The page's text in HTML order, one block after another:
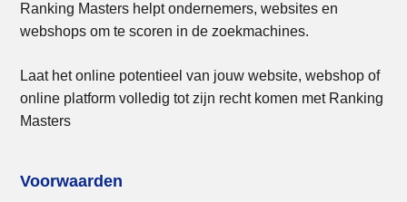
Ranking Masters helpt ondernemers, websites en
webshops om te scoren in de zoekmachines.
Laat het online potentieel van jouw website, webshop of
online platform volledig tot zijn recht komen met Ranking
Masters
Voorwaarden